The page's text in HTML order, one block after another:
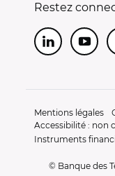
Restez
LinkedIn
Mentions légales
Accessibilité : non
Instruments
© Banque des